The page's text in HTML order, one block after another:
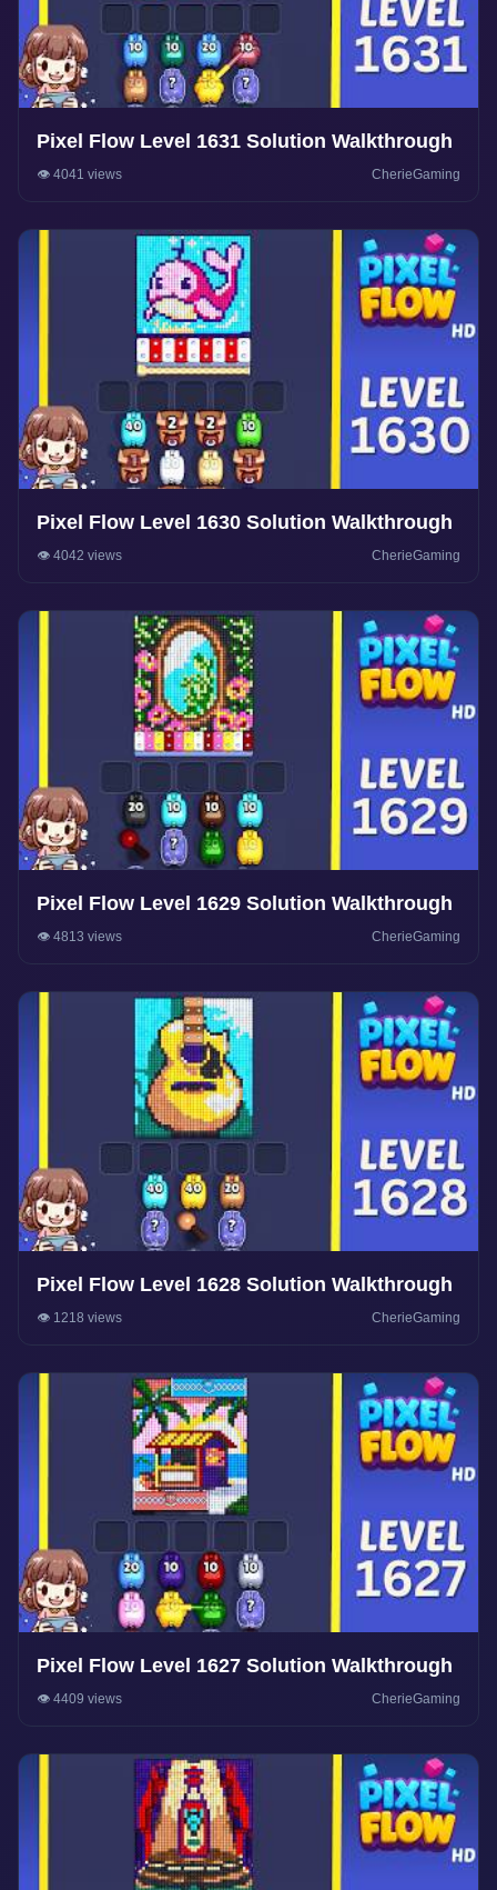
Pixel Flow Level 1631 Solution Walkthrough
👁️ 4041 views CherieGaming
Pixel Flow Level 1630 Solution Walkthrough
👁️ 4042 views CherieGaming
Pixel Flow Level 1629 Solution Walkthrough
👁️ 4813 views CherieGaming
Pixel Flow Level 1628 Solution Walkthrough
👁️ 1218 views CherieGaming
Pixel Flow Level 1627 Solution Walkthrough
👁️ 4409 views CherieGaming